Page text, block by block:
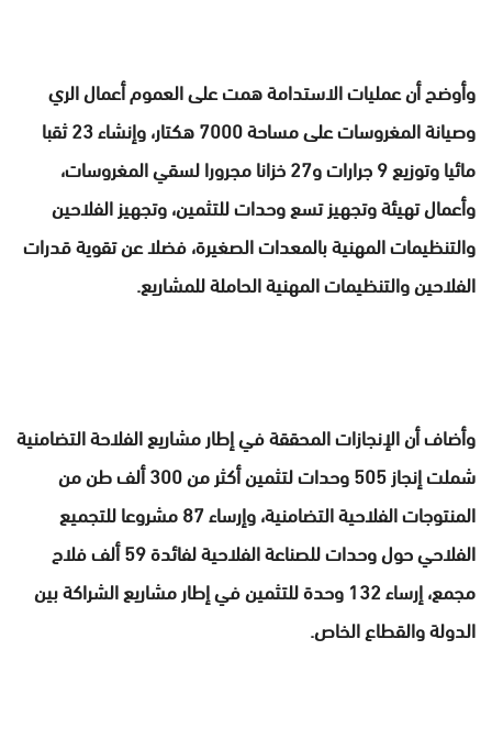
وأوضح أن عمليات الاستدامة همت على العموم أعمال الري
وصيانة المغروسات على مساحة 7000 هكتار، وإنشاء 23 ثقبا
مائيا وتوزيع 9 جرارات و27 خزانا مجرورا لسقي المغروسات،
وأعمال تهيئة وتجهيز تسع وحدات للتثمين، وتجهيز الفلاحين
والتنظيمات المهنية بالمعدات الصغيرة، فضلا عن تقوية قدرات
الفلاحين والتنظيمات المهنية الحاملة للمشاريع.
وأضاف أن الإنجازات المحققة في إطار مشاريع الفلاحة التضامنية
شملت إنجاز 505 وحدات لتثمين أكثر من 300 ألف طن من
المنتوجات الفلاحية التضامنية، وإرساء 87 مشروعا للتجميع
الفلاحي حول وحدات للصناعة الفلاحية لفائدة 59 ألف فلاح
مجمع، إرساء 132 وحدة للتثمين في إطار مشاريع الشراكة بين
الدولة والقطاع الخاص.